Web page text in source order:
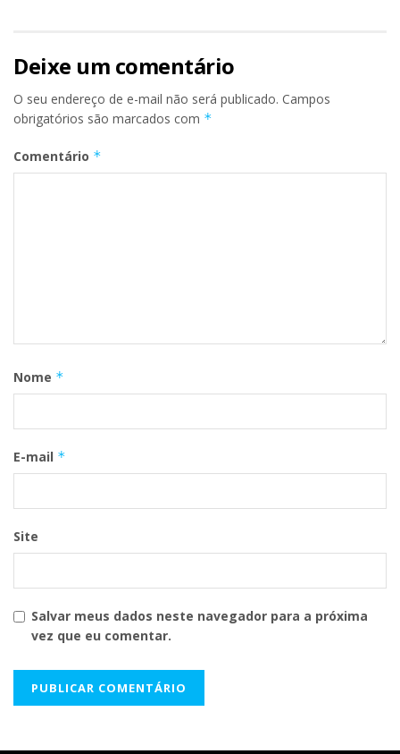
Deixe um comentário
O seu endereço de e-mail não será publicado. Campos
obrigatórios são marcados com *
Comentário *
Nome *
E-mail *
Site
Salvar meus dados neste navegador para a próxima
vez que eu comentar.